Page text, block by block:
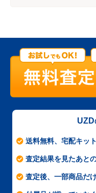
UZD
送料無料、宅配キッ
査定結果を見たあと
査定後、一部商品だ